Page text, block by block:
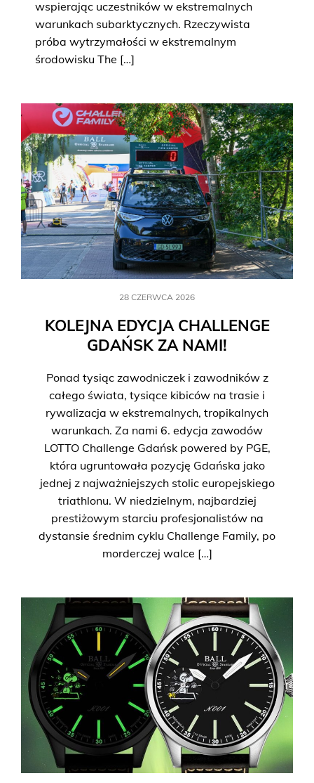
wspierając uczestników w ekstremalnych
warunkach subarktycznych. Rzeczywista
próba wytrzymałości w ekstremalnym
środowisku The […]
28 CZERWCA 2026
KOLEJNA EDYCJA CHALLENGE
GDAŃSK ZA NAMI!
Ponad tysiąc zawodniczek i zawodników z
całego świata, tysiące kibiców na trasie i
rywalizacja w ekstremalnych, tropikalnych
warunkach. Za nami 6. edycja zawodów
LOTTO Challenge Gdańsk powered by PGE,
która ugruntowała pozycję Gdańska jako
jednej z najważniejszych stolic europejskiego
triathlonu. W niedzielnym, najbardziej
prestiżowym starciu profesjonalistów na
dystansie średnim cyklu Challenge Family, po
morderczej walce […]